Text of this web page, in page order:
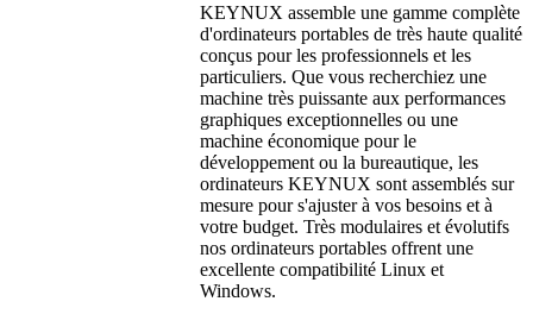
KEYNUX assemble une gamme complète
d'ordinateurs portables de très haute qualité
conçus pour les professionnels et les
particuliers. Que vous recherchiez une
machine très puissante aux performances
graphiques exceptionnelles ou une
machine économique pour le
développement ou la bureautique, les
ordinateurs KEYNUX sont assemblés sur
mesure pour s'ajuster à vos besoins et à
votre budget. Très modulaires et évolutifs
nos ordinateurs portables offrent une
excellente compatibilité Linux et
Windows.